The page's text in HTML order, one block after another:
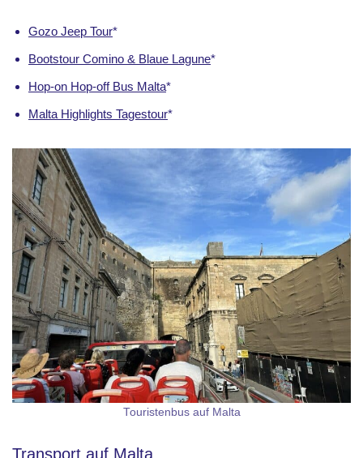
Gozo Jeep Tour*
Bootstour Comino & Blaue Lagune*
Hop-on Hop-off Bus Malta*
Malta Highlights Tagestour*
Touristenbus auf Malta
Transport auf Malta